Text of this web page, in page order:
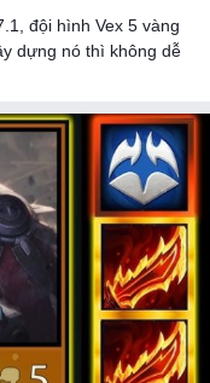
đội hình Vex 5 vàng
dựng nó thì không dễ